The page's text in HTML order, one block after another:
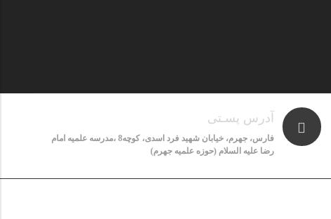
آدرس پسـتی
فارس، جهرم، خیابان شهید فرد اسدی، کوچه8 ،مدرسه علمیه امام
رضا علیه السلام (حوزه علمیه جهرم)